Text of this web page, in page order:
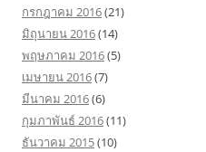
กรกฎาคม 2016(21)
มิถุนายน 2016(14)
พฤษภาคม 2016(5)
เมษายน 2016(7)
มีนาคม 2016(6)
กุมภาพันธ์ 2016(11)
ธันวาคม 2015(10)